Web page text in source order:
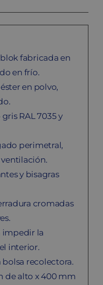
fabricada en
en frío.
en polvo,
RAL 7035 y
perimetral,
y bisagras
cromadas
impedir la
interior.
bolsa recolectora.
de alto x 400 mm